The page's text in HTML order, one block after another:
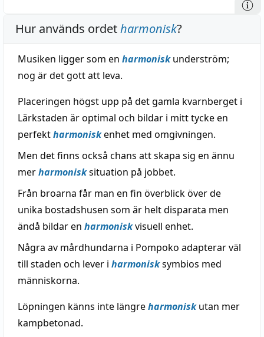
Hur används ordetharmonisk?
Musiken ligger som en harmoniskunderström;
nog är det gott att leva.
Placeringen högst upp på det gamla kvarnberget i
Lärkstaden är optimal och bildar i mitt tycke en
perfektharmoniskenhet med omgivningen.
Men det finns också chans att skapa sig en ännu
merharmonisksituation på jobbet.
Från broarna får man en fin överblick över de
unika bostadshusen som är helt disparata men
ändå bildar en harmoniskvisuell enhet.
Några av mårdhundarna i Pompoko adapterar väl
till staden och lever i harmonisksymbios med
människorna.
Löpningen känns inte längreharmoniskutan mer
kampbetonad.